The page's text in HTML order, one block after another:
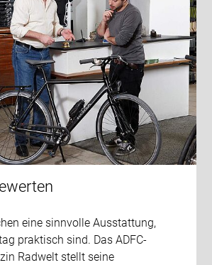
eine sinnvolle Ausstattung,
praktisch sind. Das ADFC-
Radwelt stellt seine